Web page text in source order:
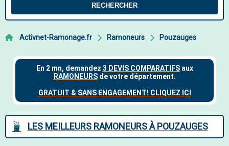
RECHERCHER
Activnet-Ramonage.fr Ramoneurs Pouzauges
LES MEILLEURS RAMONEURS À POUZAUGES